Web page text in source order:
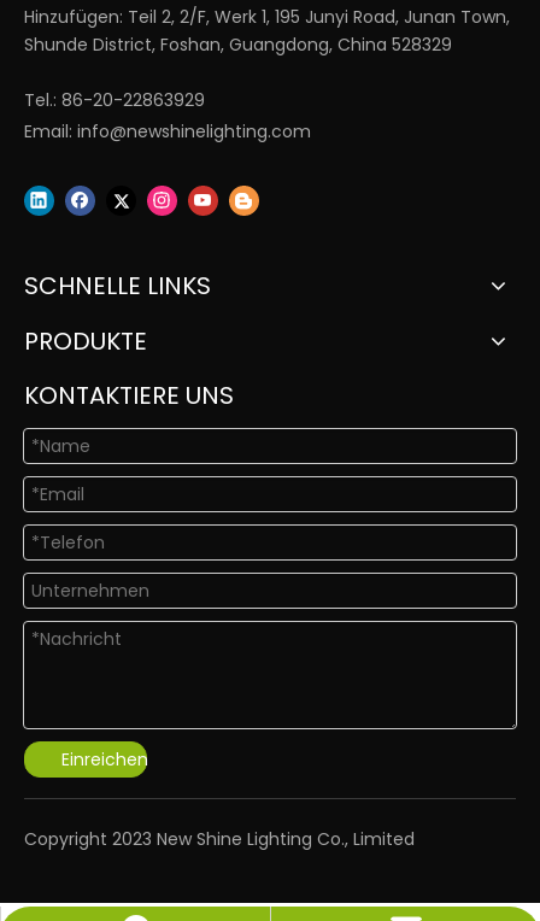
Hinzufügen: Teil 2, 2/F, Werk 1, 195 Junyi Road, Junan Town,
Shunde District, Foshan, Guangdong, China 528329
Tel.: 86-20-22863929
Email: info@newshinelighting.com
SCHNELLE LINKS
PRODUKTE
KONTAKTIERE UNS
Einreichen
​Copyright 2023 New Shine Lighting Co., Limited